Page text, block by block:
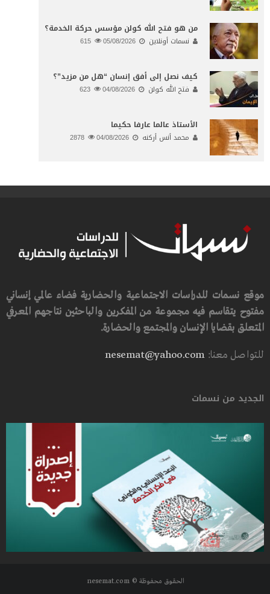
من هو فتح الله كولن مؤسس حركة الخدمة؟
نسمات أونلاين 05/08/2026
كيف نصل إلى أفق إنسان “هل من مزيد”؟
فتح الله كولن 04/08/2026
الأستاذ عالما عارفا حكيما
محمد أنس أركنه 04/08/2026
موقع نسمات للدراسات الاجتماعية والحضارية فضاء عالمي إنساني
مفتوح يتقاسم فيه مجموعة من المفكرين والباحثين نتاجهم المعرفي
المتعلق بقضايا الإنسان والمجتمع والحضارة.
للتواصل معنا:nesemat@yahoo.com
الجديد من نسمات
الحقوق محفوظة © nesemat.com